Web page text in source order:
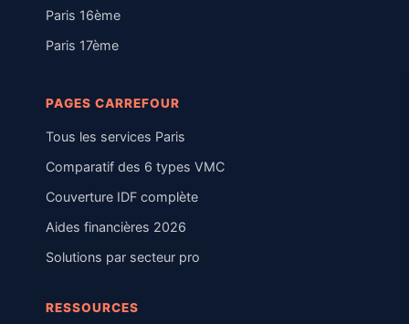
Paris 16ème
Paris 17ème
PAGES CARREFOUR
Tous les services Paris
Comparatif des 6 types VMC
Couverture IDF complète
Aides financières 2026
Solutions par secteur pro
RESSOURCES